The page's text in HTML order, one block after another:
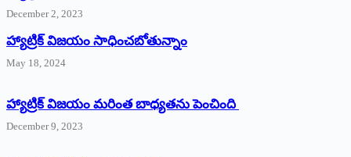
December 2, 2023
హ్యాట్రిక్‌ విజయం సాధించబోతున్నాం
May 18, 2024
హ్యాట్రిక్ విజయం మరింత బాధ్యతను పెంచింది
December 9, 2023